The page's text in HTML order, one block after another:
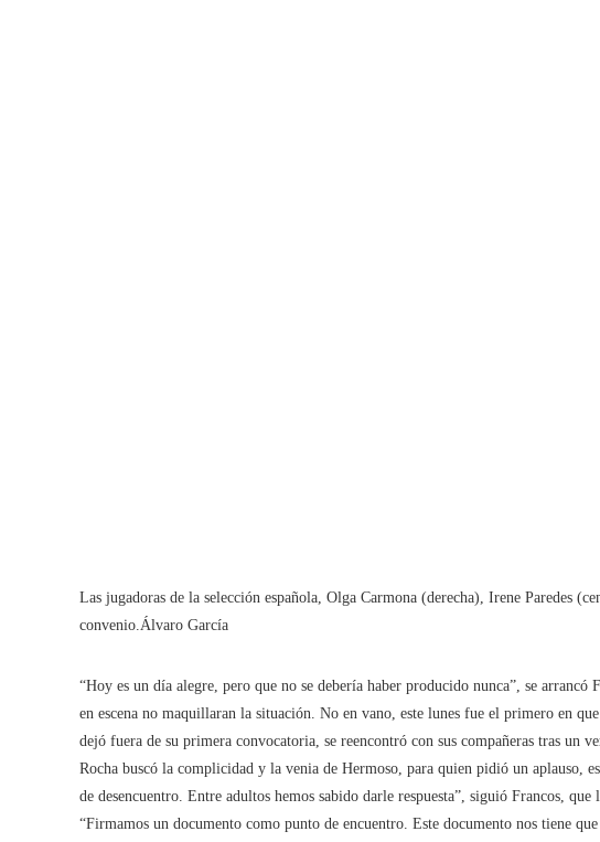
Las jugadoras de la selección española, Olga Carmona (derecha), Irene Paredes
convenio.Álvaro García
“Hoy es un día alegre, pero que no se debería haber producido nunca”, se arrancó
en escena no maquillaran la situación. No en vano, este lunes fue el primero en
dejó fuera de su primera convocatoria, se reencontró con sus compañeras tras un
Rocha buscó la complicidad y la venia de Hermoso, para quien pidió un aplauso,
de desencuentro. Entre adultos hemos sabido darle respuesta”, siguió Francos,
“Firmamos un documento como punto de encuentro. Este documento nos tiene